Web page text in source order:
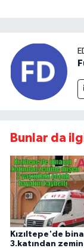
Bunlar da
Kızıltepe'de
3.katından